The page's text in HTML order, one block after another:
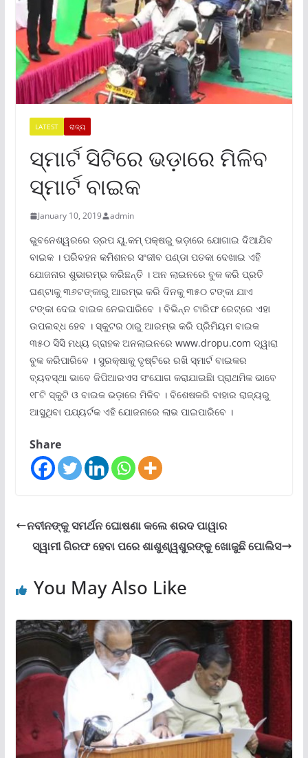
LATEST ରାଜ୍ୟ
ସ୍ମାର୍ଟ ସିଟିରେ ଭଡ଼ାରେ ମିଳିବ
ସ୍ମାର୍ଟ ବାଇକ
January 10, 2019 admin
ଭୁବନେଶ୍ୱରରେ ଡ୍ରପ ୟୁ.କମ୍ ପକ୍ଷରୁ ଭଡ଼ାରେ ଯୋଗାଇ ଦିଆଯିବ
ବାଇକ । ପରିବହନ କମିଶନର ସଂଜୀବ ପଣ୍ଡା ପତକା ଦେଖାଇ ଏହି
ଯୋଜନାର ଶୁଭାରମ୍ଭ କରିଛନ୍ତି । ଅନ ଲାଇନରେ ବୁକ କରି ପ୍ରତି
ଘଣ୍ଟାକୁ ୩୬ଟଙ୍କାରୁ ଆରମ୍ଭ କରି ଦିନକୁ ୩୫୦ ଟଙ୍କା ଯାଏ
ଟଙ୍କା ଦେଇ ବାଇକ ନେଇପାରିବେ । ବିଭିନ୍ନ ଟାରିଫ ରେଟ୍ରେ ଏହା
ଉପଲବ୍ଧ ହେବ । ସ୍କୁଟର ଠାରୁ ଆରମ୍ଭ କରି ପ୍ରିମିୟମ ବାଇକ
୩୫୦ ସିସି ମଧ୍ୟ ଗ୍ରାହକ ଅନଲାଇନରେ www.dropu.com ଦ୍ୱାରା
ବୁକ କରିପାରିବେ । ସୁରକ୍ଷାକୁ ଦୃଷ୍ଟିରେ ରଖି ସ୍ମାର୍ଟ ବାଇକର
ବ୍ୟବସ୍ଥା ଭାବେ ଜିପିଆରଏସ ସଂଯୋଗ କରାଯାଇଛିା ପ୍ରାଥମିକ ଭାବେ
୧୮ଟି ସ୍କୁଟି ଓ ବାଇକ ଭଡ଼ାରେ ମିଳିବ । ବିଶେଷକରି ବାହାର ରାଜ୍ୟରୁ
ଆସୁଥିବା ପଯ୍ୟର୍ଟକ ଏହି ଯୋଜନାରେ ଲାଭ ପାଇପାରିବେ ।
Share
ନବୀନଙ୍କୁ ସମର୍ଥନ ଘୋଷଣା କଲେ ଶରଦ ପାୱାର
ସ୍ୱାମୀ ଗିରଫ ହେବା ପରେ ଶାଶୁଶ୍ୱଶୁରଙ୍କୁ ଖୋଜୁଛି ପୋଲିସ
You May Also Like